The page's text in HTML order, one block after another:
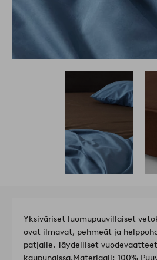
Yksiväriset luomupuuvillaiset
ovat ilmavat, pehmeät ja
patjalle. Täydelliset
kaupungissa.
Materiaali: 100%